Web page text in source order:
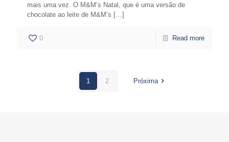
mais uma vez. O M&M’s Natal, que é uma versão de
chocolate ao leite de M&M’s […]
0 Read more
1 2 Próxima